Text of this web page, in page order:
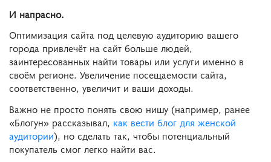
И напрасно.
Оптимизация сайта под целевую аудиторию вашего
города привлечёт на сайт больше людей,
заинтересованных найти товары или услуги именно в
своём регионе. Увеличение посещаемости сайта,
соответственно, увеличит и ваши доходы.
Важно не просто понять свою нишу (например, ранее
«Блогун» рассказывал, как вести блог для женской
аудитории), но сделать так, чтобы потенциальный
покупатель смог легко найти вас.